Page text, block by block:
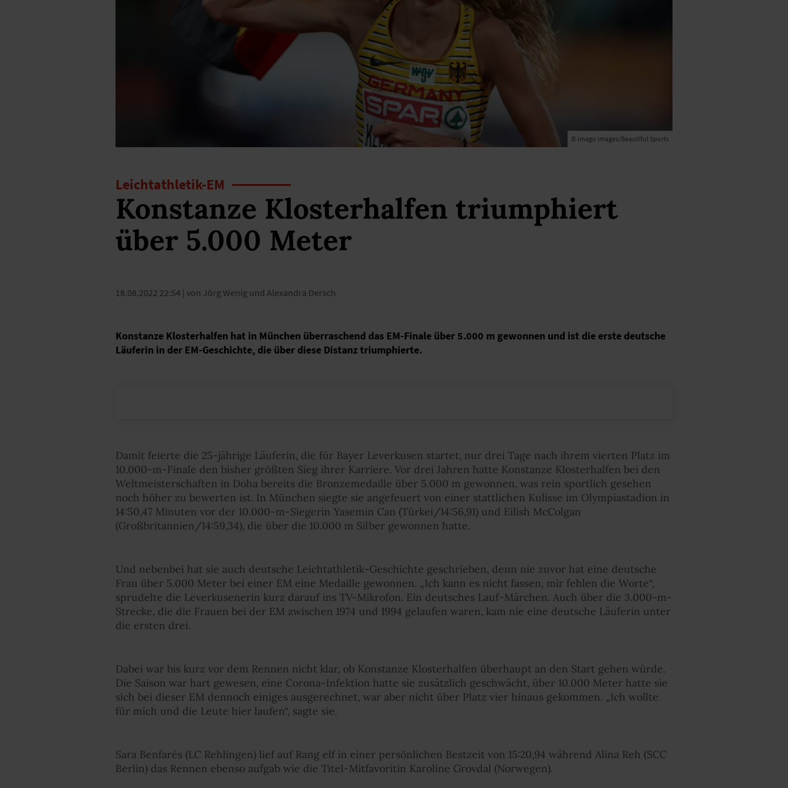
© imago images/Beautiful Sports
Leichtathletik-EM
Konstanze Klosterhalfen triumphiert
über 5.000 Meter
18.08.2022 22:54 | von Jörg Wenig und Alexandra Dersch
Konstanze Klosterhalfen hat in München überraschend das EM-Finale über 5.000 m gewonnen und ist die erste deutsche
Läuferin in der EM-Geschichte, die über diese Distanz triumphierte.
Damit feierte die 25-jährige Läuferin, die für Bayer Leverkusen startet, nur drei Tage nach ihrem vierten Platz im
10.000-m-Finale den bisher größten Sieg ihrer Karriere. Vor drei Jahren hatte Konstanze Klosterhalfen bei den
Weltmeisterschaften in Doha bereits die Bronzemedaille über 5.000 m gewonnen, was rein sportlich gesehen
noch höher zu bewerten ist. In München siegte sie angefeuert von einer stattlichen Kulisse im Olympiastadion in
14:50,47 Minuten vor der 10.000-m-Siegerin Yasemin Can (Türkei/14:56,91) und Eilish McColgan
(Großbritannien/14:59,34), die über die 10.000 m Silber gewonnen hatte.
Und nebenbei hat sie auch deutsche Leichtathletik-Geschichte geschrieben, denn nie zuvor hat eine deutsche
Frau über 5.000 Meter bei einer EM eine Medaille gewonnen. „Ich kann es nicht fassen, mir fehlen die Worte“,
sprudelte die Leverkusenerin kurz darauf ins TV-Mikrofon. Ein deutsches Lauf-Märchen. Auch über die 3.000-m-
Strecke, die die Frauen bei der EM zwischen 1974 und 1994 gelaufen waren, kam nie eine deutsche Läuferin unter
die ersten drei.
Dabei war bis kurz vor dem Rennen nicht klar, ob Konstanze Klosterhalfen überhaupt an den Start gehen würde.
Die Saison war hart gewesen, eine Corona-Infektion hatte sie zusätzlich geschwächt, über 10.000 Meter hatte sie
sich bei dieser EM dennoch einiges ausgerechnet, war aber nicht über Platz vier hinaus gekommen. „Ich wollte
für mich und die Leute hier laufen“, sagte sie.
Sara Benfarès (LC Rehlingen) lief auf Rang elf in einer persönlichen Bestzeit von 15:20,94 während Alina Reh (SCC
Berlin) das Rennen ebenso aufgab wie die Titel-Mitfavoritin Karoline Grovdal (Norwegen).